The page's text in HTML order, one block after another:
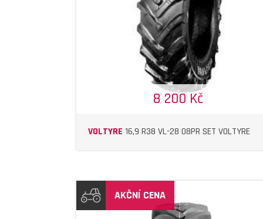
8 200 Kč
VOLTYRE 16,9 R38 VL-28 08PR SET VOLTYRE
AKČNÍ CENA